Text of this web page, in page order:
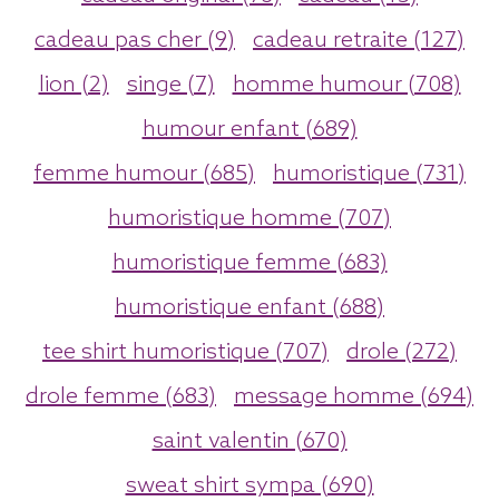
cadeau pas cher (9)
cadeau retraite (127)
lion (2)
singe (7)
homme humour (708)
humour enfant (689)
femme humour (685)
humoristique (731)
humoristique homme (707)
humoristique femme (683)
humoristique enfant (688)
tee shirt humoristique (707)
drole (272)
drole femme (683)
message homme (694)
saint valentin (670)
sweat shirt sympa (690)